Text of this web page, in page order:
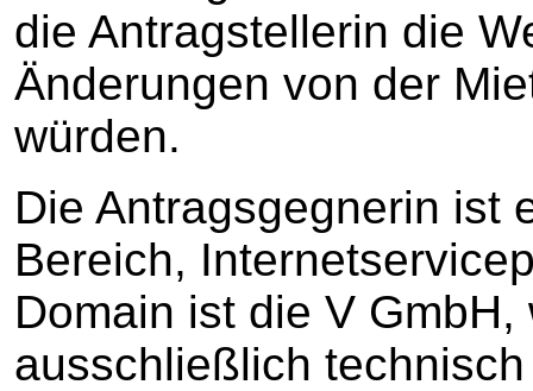
die Antragstellerin die
Änderungen von der
würden.
Die Antragsgegnerin ist
Bereich,
Domain ist die V
ausschließlich